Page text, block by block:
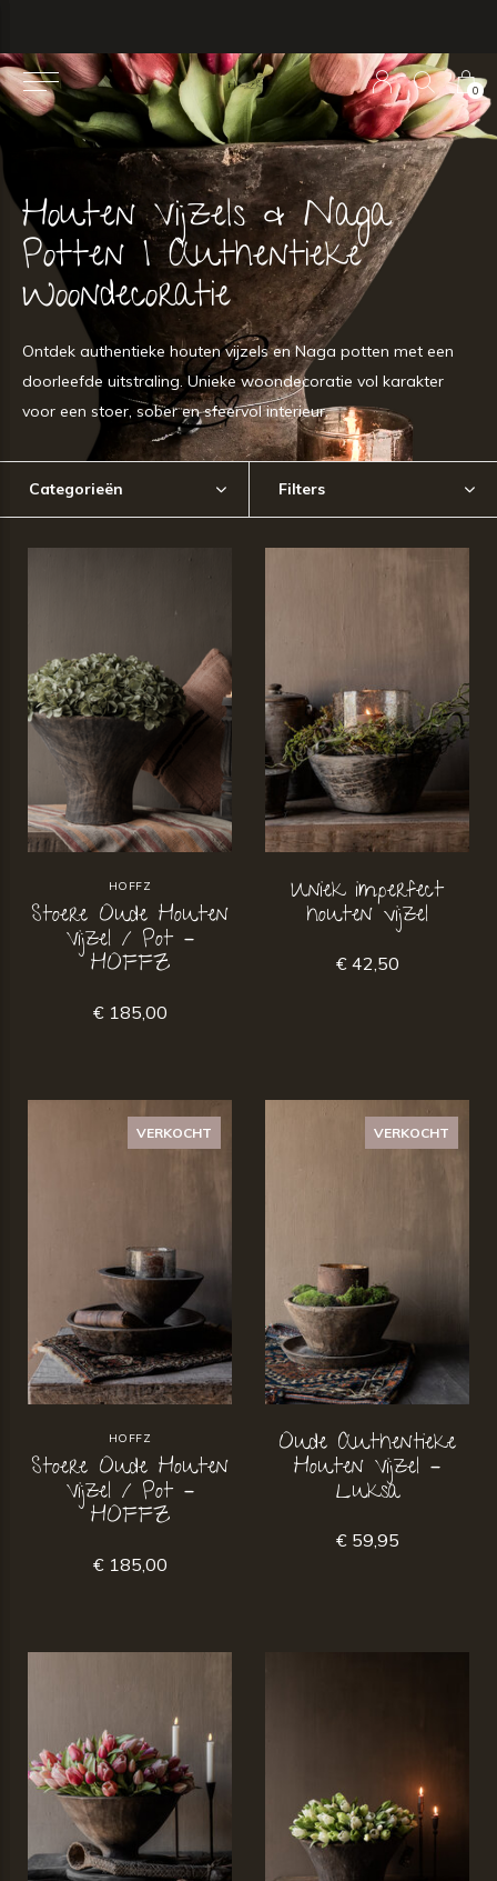
0
Houten Vijzels & Naga
Potten | Authentieke
Woondecoratie
Ontdek authentieke houten vijzels en Naga potten met een
doorleefde uitstraling. Unieke woondecoratie vol karakter
voor een stoer, sober en sfeervol interieur.
Categorieën Filters
HOFFZ
Stoere Oude Houten
Vijzel / Pot –
HOFFZ
€ 185,00
Uniek imperfect
houten vijzel
€ 42,50
VERKOCHT
HOFFZ
Stoere Oude Houten
Vijzel / Pot –
HOFFZ
€ 185,00
VERKOCHT
Oude Authentieke
Houten Vijzel –
Luksa
€ 59,95